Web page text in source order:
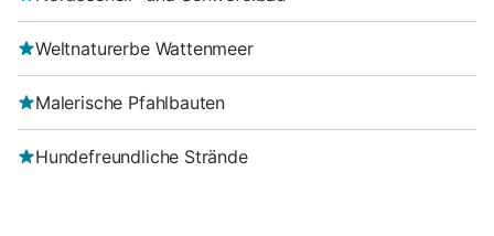
Weltnaturerbe Wattenmeer
Malerische Pfahlbauten
Hundefreundliche Strände